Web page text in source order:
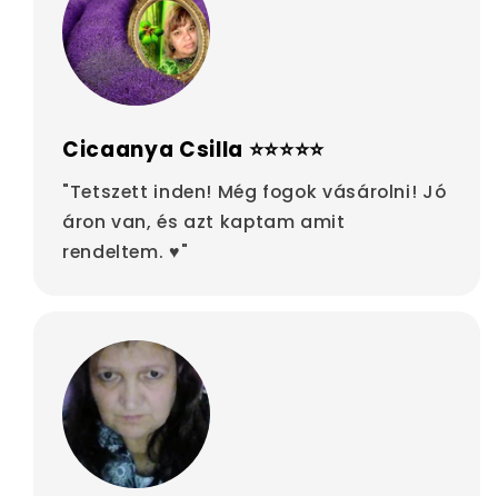
Cicaanya Csilla ⭐⭐⭐⭐⭐
"Tetszett inden! Még fogok vásárolni! Jó
áron van, és azt kaptam amit
rendeltem. ♥"